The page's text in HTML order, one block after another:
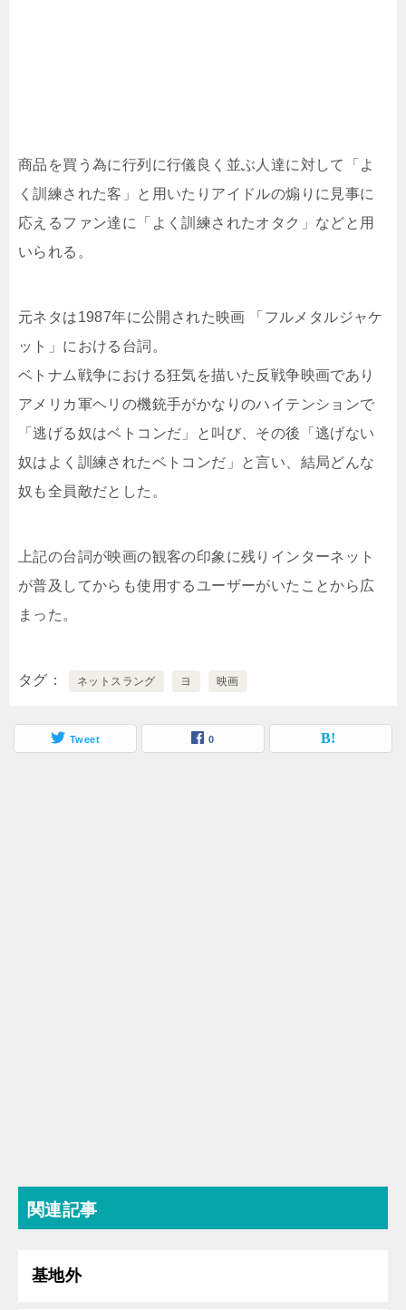
商品を買う為に行列に行儀良く並ぶ人達に対して「よ
く訓練された客」と用いたりアイドルの煽りに見事に
応えるファン達に「よく訓練されたオタク」などと用
いられる。
元ネタは1987年に公開された映画 「フルメタルジャケ
ット」における台詞。
ベトナム戦争における狂気を描いた反戦争映画であり
アメリカ軍ヘリの機銃手がかなりのハイテンションで
「逃げる奴はベトコンだ」と叫び、その後「逃げない
奴はよく訓練されたベトコンだ」と言い、結局どんな
奴も全員敵だとした。
上記の台詞が映画の観客の印象に残りインターネット
が普及してからも使用するユーザーがいたことから広
まった。
タグ ネットスラング ヨ 映画
Tweet 0
関連記事
基地外